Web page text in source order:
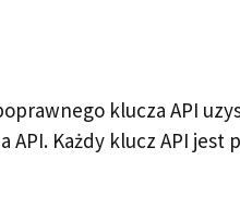
klucza API
Każdy klucz API